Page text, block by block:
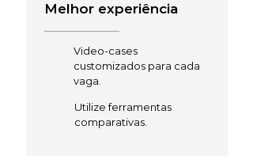
Melhor experiência
Video-cases
customizados para cada
vaga.
Utilize ferramentas
comparativas.